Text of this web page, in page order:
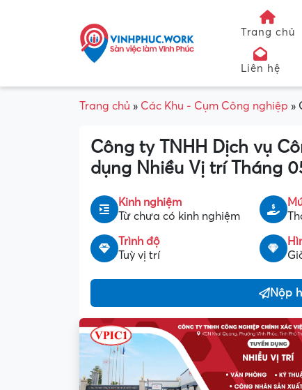
Trang chủ
Liên hệ
Trang chủ » Các Khu - Cụm Công nghiệp »
Công ty TNHH Dịch vụ
dụng Nhiều Vị trí Tháng
Kinh nghiệm
Từ chưa có kinh nghiệm
Trình độ
Tuỳ vị trí
Nộp